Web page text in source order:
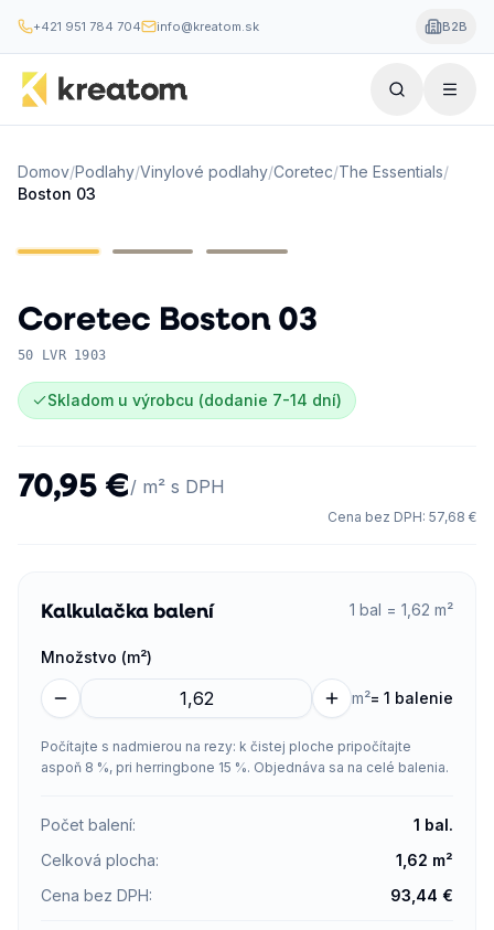
+421 951 784 704 info@kreatom.sk B2B
Domov/Podlahy/Vinylové podlahy/Coretec/The Essentials/
Boston 03
Coretec Boston 03
50 LVR 1903
Skladom u výrobcu (dodanie 7-14 dní)
70,95 €/ m² s DPH
Cena bez DPH: 57,68 €
Kalkulačka balení 1 bal = 1,62 m²
Množstvo (m²)
m²= 1 balenie
Počítajte s nadmierou na rezy: k čistej ploche pripočítajte
aspoň 8 %, pri herringbone 15 %. Objednáva sa na celé balenia.
Počet balení: 1 bal.
Celková plocha: 1,62 m²
Cena bez DPH: 93,44 €